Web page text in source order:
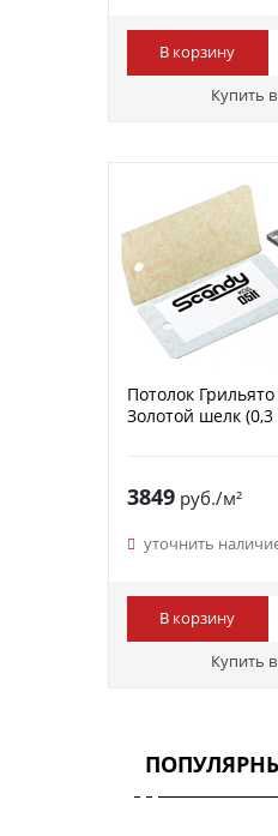
В корзину
Купить
Потолок
Золотой шелк
3849руб./м²
уточнить
В корзину
Купить